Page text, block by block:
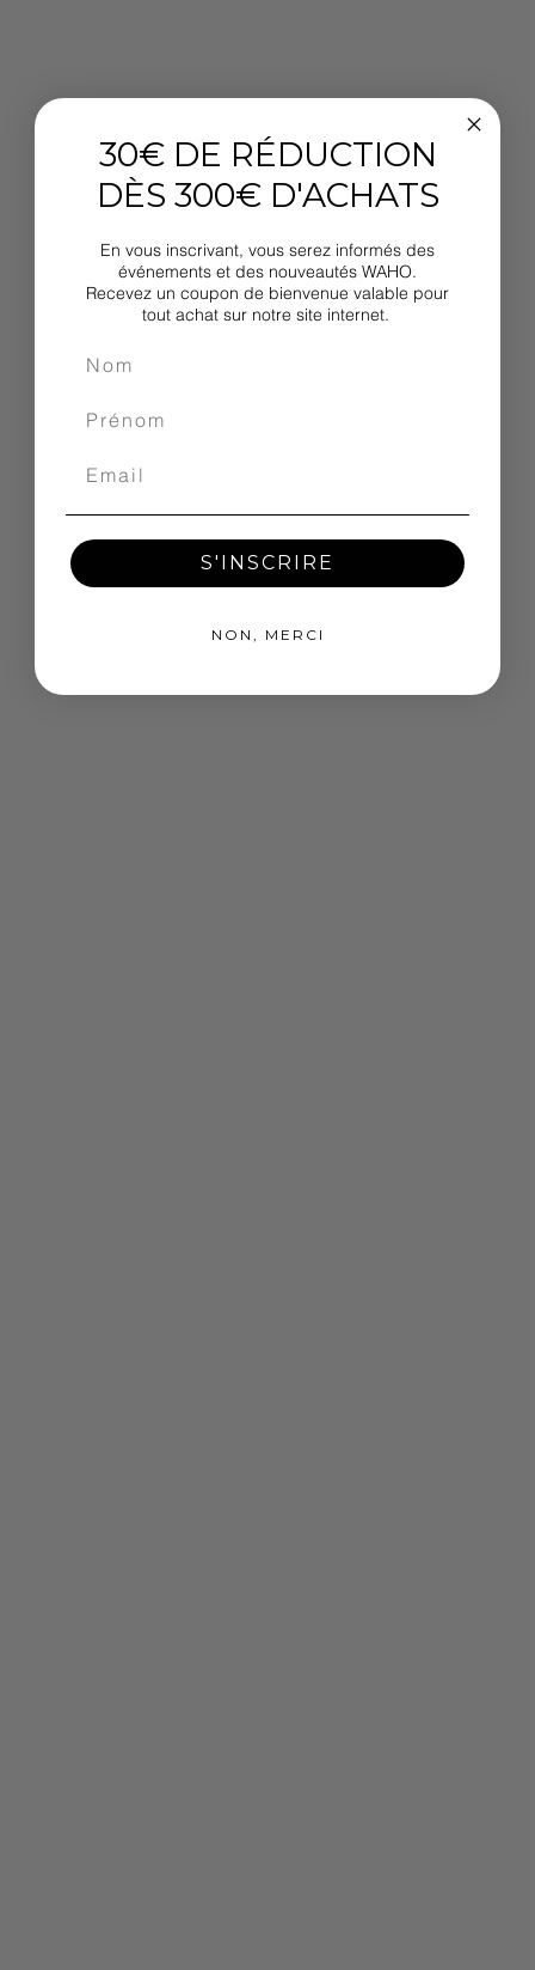
30€ DE RÉDUCTION
DÈS 300€ D'ACHATS
En vous inscrivant, vous serez informés des
événements et des nouveautés WAHO.
Recevez un coupon de bienvenue valable pour
tout achat sur notre site internet.
S'INSCRIRE
NON, MERCI